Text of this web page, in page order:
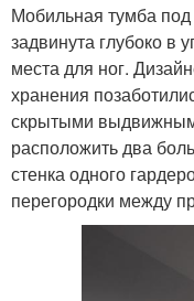
Мобильная тумба
задвинута глубоко в
места для ног.
хранения
скрытыми
расположить два
стенка одного
перегородки между